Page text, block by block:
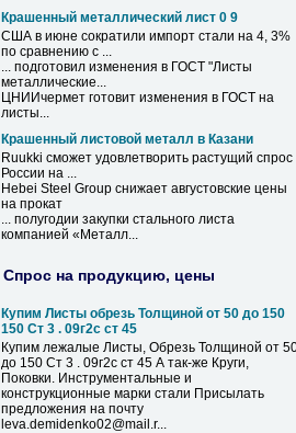
Крашенный металлический лист 0 9
США в июне сократили импорт стали на 4, 3%
по сравнению с ...
... подготовил изменения в ГОСТ "Листы
металлические...
ЦНИИчермет готовит изменения в ГОСТ на
листы...
Крашенный листовой металл в Казани
Ruukki сможет удовлетворить растущий спрос
России на ...
Hebei Steel Group снижает августовские цены
на прокат
... полугодии закупки стального листа
компанией « Металл...
Спрос на продукцию, цены
Купим Листы обрезь Толщиной от 50 до 150
150 Ст 3 . 09г2с ст 45
Купим лежалые Листы, Обрезь Толщиной от
до 150 Ст 3 . 09г2с ст 45 А так-же Круги,
Поковки. Инструментальные и
конструкционные марки стали Присылать
предложения на почту
leva.demidenko02@mail.r...